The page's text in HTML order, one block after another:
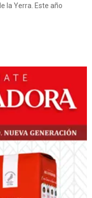
la Yerra. Este año